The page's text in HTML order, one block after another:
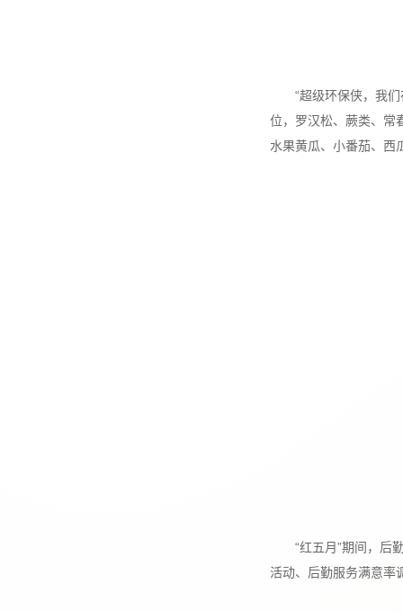
“超级环保侠，我
位，罗汉松、蕨类、常
水果黄瓜、小番茄、西
“红五月”期间，后
活动、后勤服务满意率